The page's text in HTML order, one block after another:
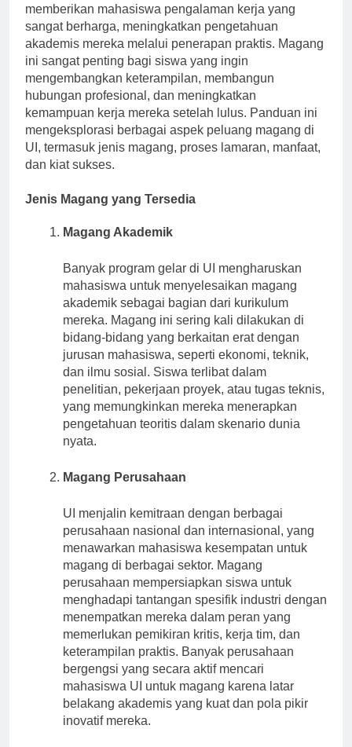
memberikan mahasiswa pengalaman kerja yang
sangat berharga, meningkatkan pengetahuan
akademis mereka melalui penerapan praktis. Magang
ini sangat penting bagi siswa yang ingin
mengembangkan keterampilan, membangun
hubungan profesional, dan meningkatkan
kemampuan kerja mereka setelah lulus. Panduan ini
mengeksplorasi berbagai aspek peluang magang di
UI, termasuk jenis magang, proses lamaran, manfaat,
dan kiat sukses.
Jenis Magang yang Tersedia
Magang Akademik
Banyak program gelar di UI mengharuskan
mahasiswa untuk menyelesaikan magang
akademik sebagai bagian dari kurikulum
mereka. Magang ini sering kali dilakukan di
bidang-bidang yang berkaitan erat dengan
jurusan mahasiswa, seperti ekonomi, teknik,
dan ilmu sosial. Siswa terlibat dalam
penelitian, pekerjaan proyek, atau tugas teknis,
yang memungkinkan mereka menerapkan
pengetahuan teoritis dalam skenario dunia
nyata.
Magang Perusahaan
UI menjalin kemitraan dengan berbagai
perusahaan nasional dan internasional, yang
menawarkan mahasiswa kesempatan untuk
magang di berbagai sektor. Magang
perusahaan mempersiapkan siswa untuk
menghadapi tantangan spesifik industri dengan
menempatkan mereka dalam peran yang
memerlukan pemikiran kritis, kerja tim, dan
keterampilan praktis. Banyak perusahaan
bergengsi yang secara aktif mencari
mahasiswa UI untuk magang karena latar
belakang akademis yang kuat dan pola pikir
inovatif mereka.